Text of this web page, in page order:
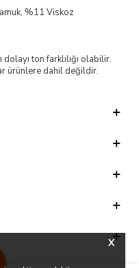
X
%11 Viskoz
ton farklılığı olabilir.
ürünlere dahil değildir.